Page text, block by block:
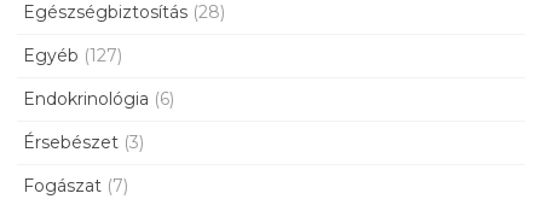
Egészségbiztosítás (28)
Egyéb (127)
Endokrinológia (6)
Érsebészet (3)
Fogászat (7)